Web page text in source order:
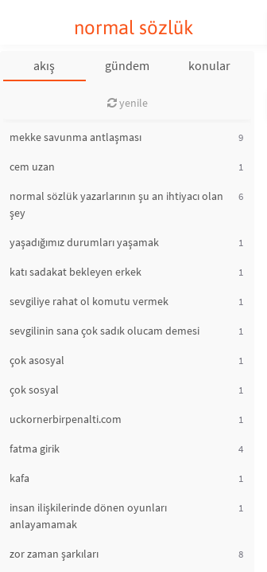
normal sözlük
akış gündem konular
yenile
mekke savunma antlaşması 9
cem uzan 1
normal sözlük yazarlarının şu an ihtiyacı olan
şey
6
yaşadığımız durumları yaşamak 1
katı sadakat bekleyen erkek 1
sevgiliye rahat ol komutu vermek 1
sevgilinin sana çok sadık olucam demesi 1
çok asosyal 1
çok sosyal 1
uckornerbirpenalti.com 1
fatma girik 4
kafa 1
insan ilişkilerinde dönen oyunları
anlayamamak
1
zor zaman şarkıları 8